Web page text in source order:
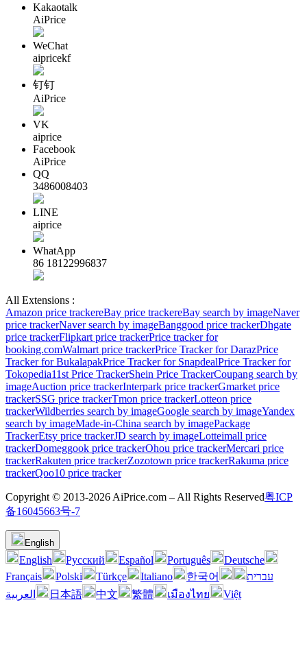
Kakaotalk
AiPrice
WeChat
aipricekf
钉钉
AiPrice
VK
aiprice
Facebook
AiPrice
QQ
3486008403
LINE
aiprice
WhatApp
86 18122996837
All Extensions :
Amazon price trackereBay price trackereBay search by imageNaver
price trackerNaver search by imageBanggood price trackerDhgate
price trackerFlipkart price trackerPrice tracker for
booking.comWalmart price trackerPrice Tracker for DarazPrice
Tracker for BukalapakPrice Tracker for SnapdealPrice Tracker for
Tokopedia11st Price TrackerShein Price TrackerCoupang search by
imageAuction price trackerInterpark price trackerGmarket price
trackerSSG price trackerTmon price trackerLotteon price
trackerWildberries search by imageGoogle search by imageYandex
search by imageMade-in-China search by imagePackage
TrackerEtsy price trackerJD search by imageLotteimall price
trackerDomeggook price trackerOhou price trackerMercari price
trackerRakuten price trackerZozotown price trackerRakuma price
trackerQoo10 price tracker
Copyright © 2013-2026 AiPrice.com – All Rights Reserved粤ICP
备16045663号-7
English
English Pусский Español Português
Deutsche
Français
Polski Türkçe Italiano 한국어
עברית
العربية
日本語 中文 繁體 เมืองไทย Việt